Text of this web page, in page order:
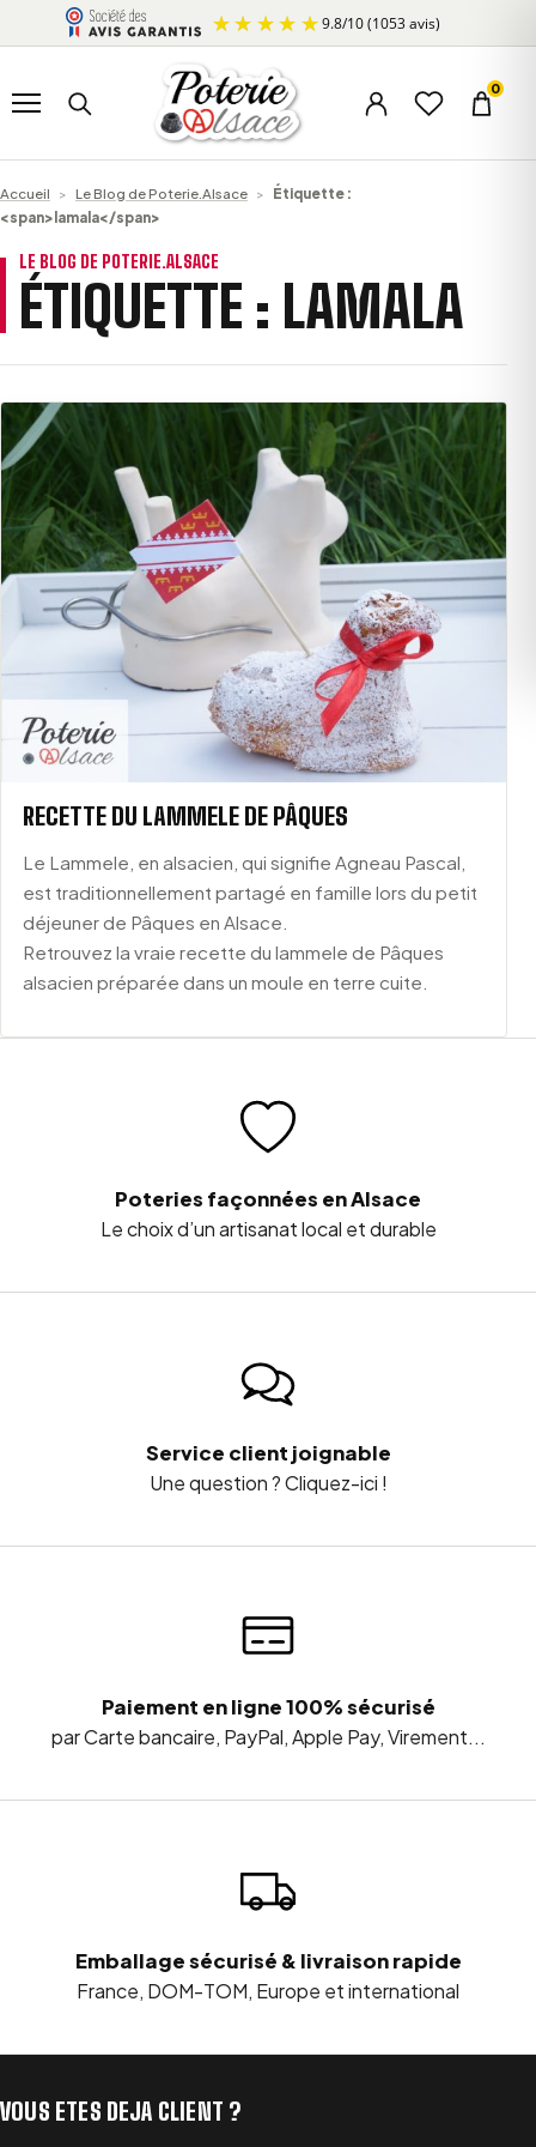
Aller au contenu 9.8/10(1053 avis)
Rechercher un produit
Menu du compte
Liste Panier
0
Accueil > Le Blog de Poterie.Alsace > Étiquette :
<span>lamala</span>
LE BLOG DE POTERIE.ALSACE
ÉTIQUETTE : LAMALA
RECETTE DU LAMMELE DE PÂQUES
Le Lammele, en alsacien, qui signifie Agneau Pascal,
est traditionnellement partagé en famille lors du petit
déjeuner de Pâques en Alsace.
Retrouvez la vraie recette du lammele de Pâques
alsacien préparée dans un moule en terre cuite.
Poteries façonnées en Alsace
Le choix d’un artisanat local et durable
Service client joignable
Une question ? Cliquez-ici !
Paiement en ligne 100% sécurisé
par Carte bancaire, PayPal, Apple Pay, Virement...
Emballage sécurisé & livraison rapide
France, DOM-TOM, Europe et international
VOUS ETES DEJA CLIENT ?